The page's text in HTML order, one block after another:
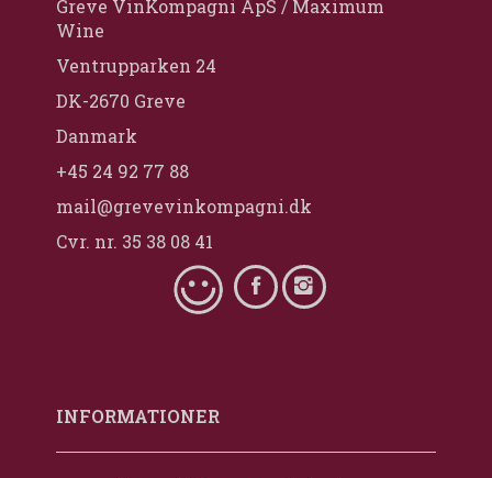
Greve VinKompagni ApS / Maximum
Wine
Ventrupparken 24
DK-2670 Greve
Danmark
+45 24 92 77 88
mail@grevevinkompagni.dk
Cvr. nr. 35 38 08 41
INFORMATIONER